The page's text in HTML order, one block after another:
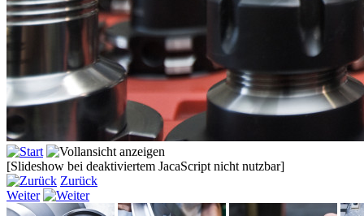
[Slideshow bei deaktiviertem JacaScript nicht nutzbar]
Zurück
Weiter